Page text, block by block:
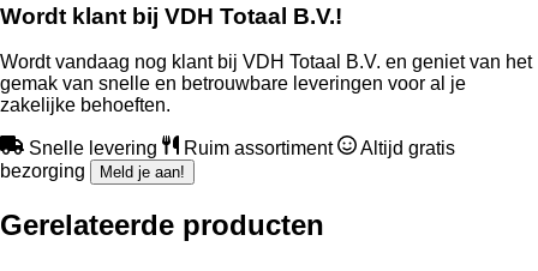
Wordt klant bij VDH Totaal B.V.!
Wordt vandaag nog klant bij VDH Totaal B.V. en geniet van het
gemak van snelle en betrouwbare leveringen voor al je
zakelijke behoeften.
Snelle levering Ruim assortiment
Altijd gratis
bezorging
Meld je aan!
Gerelateerde producten